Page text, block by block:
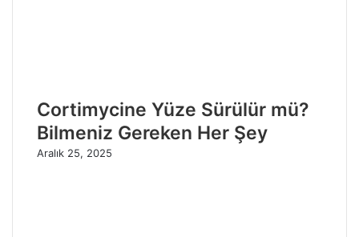
Cortimycine Yüze Sürülür mü?
Bilmeniz Gereken Her Şey
Aralık 25, 2025